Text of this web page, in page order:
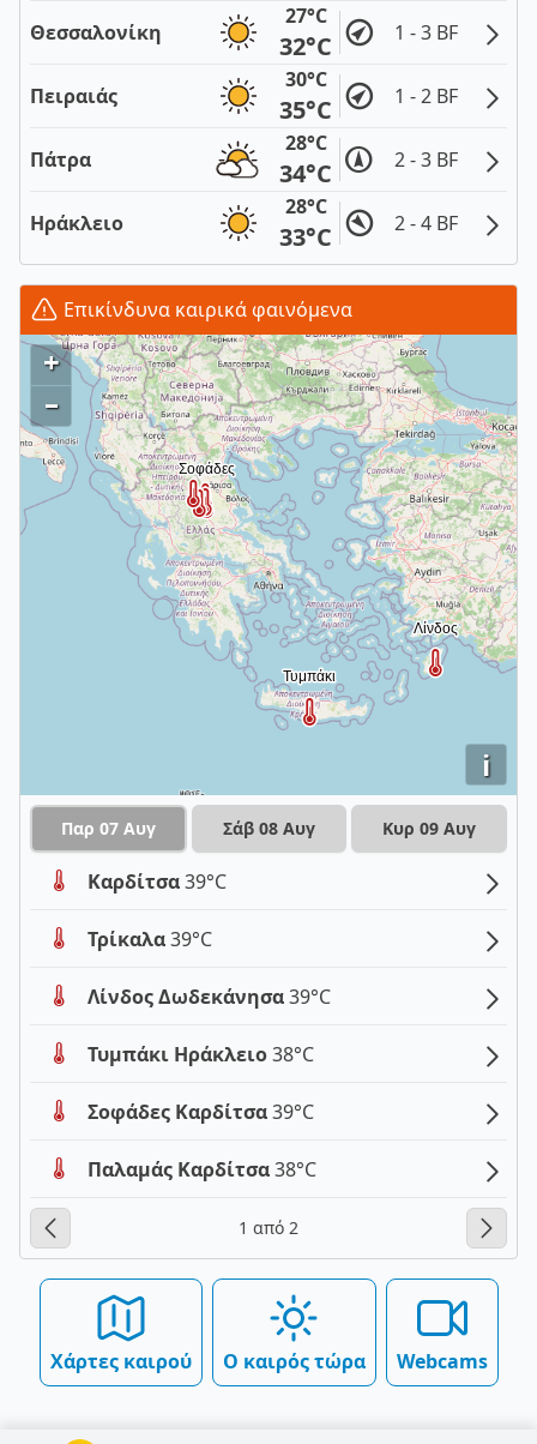
Θεσσαλονίκη
27°C
32°C 1 - 3 BF
Πειραιάς
30°C
35°C 1 - 2 BF
Πάτρα
28°C
34°C 2 - 3 BF
Ηράκλειο
28°C
33°C 2 - 4 BF
Επικίνδυνα καιρικά φαινόμενα
i
+
–
Παρ 07 Αυγ Σάβ 08 Αυγ Κυρ 09 Αυγ
Καρδίτσα39°C
Τρίκαλα39°C
Λίνδος Δωδεκάνησα39°C
Τυμπάκι Ηράκλειο38°C
Σοφάδες Καρδίτσα39°C
Παλαμάς Καρδίτσα38°C
1 από 2
Χάρτες καιρού Ο καιρός τώρα Webcams